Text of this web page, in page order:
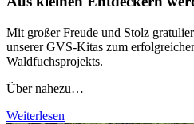
Mit großer Freude und Stolz
unserer GVS-Kitas zum
Waldfuchsprojekts.
Über nahezu…
Weiterlesen